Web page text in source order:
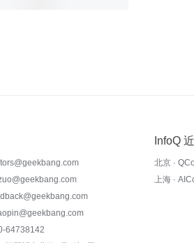
64738142
InfoQ
北京 ·
上海 ·